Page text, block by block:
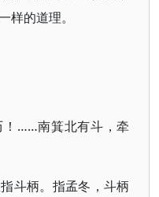
样的道理。
！……南箕北有斗，牵
斗柄。指孟冬，斗柄